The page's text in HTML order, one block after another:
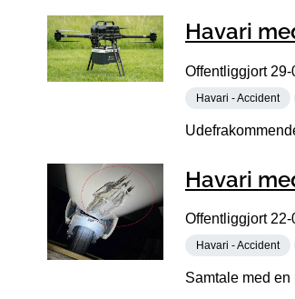
Havari
Offentliggjort 29-
Havari - Accident
Havari
Offentliggjort 22-
Havari - Accident
Samtale med